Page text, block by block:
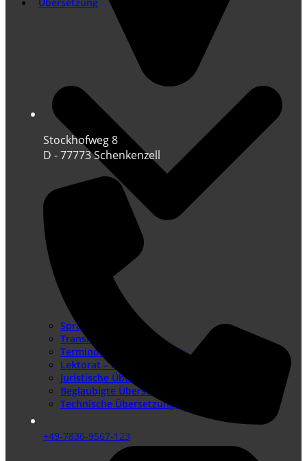
Übersetzung
Sprachenangebot
Translation Memory
Terminologiemanagement
Lektorat – Fremdsprachenlektorat
Juristische Übersetzungen
Beglaubigte Übersetzungen
Technische Übersetzungen
Stockhofweg 8
D - 77773 Schenkenzell
+49-7836-9567-123